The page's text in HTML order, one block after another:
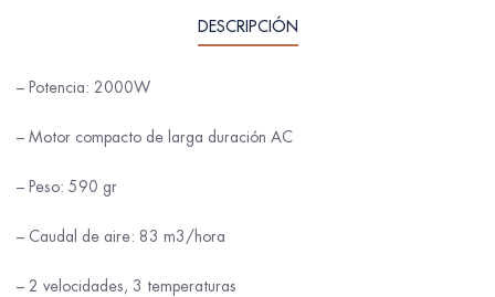
DESCRIPCIÓN
– Potencia: 2000W
– Motor compacto de larga duración AC
– Peso: 590 gr
– Caudal de aire: 83 m3/hora
– 2 velocidades, 3 temperaturas